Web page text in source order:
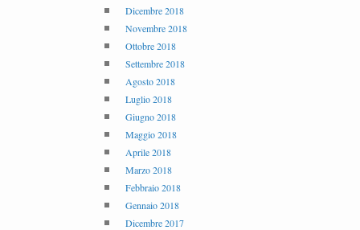
Dicembre 2018
Novembre 2018
Ottobre 2018
Settembre 2018
Agosto 2018
Luglio 2018
Giugno 2018
Maggio 2018
Aprile 2018
Marzo 2018
Febbraio 2018
Gennaio 2018
Dicembre 2017